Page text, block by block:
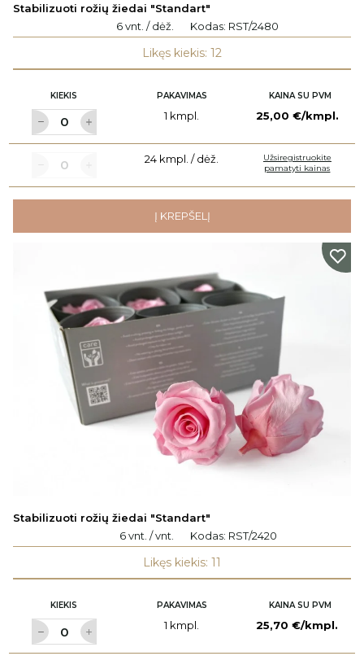
Stabilizuoti rožių žiedai "Standart"
6 vnt. / dėž.
Kodas: RST/2480
Likęs kiekis: 12
KIEKIS PAKAVIMAS KAINA SU PVM
1 kmpl. 25,00 €/kmpl.
24 kmpl. / dėž.
Užsiregistruokite
pamatyti kainas
Į KREPŠELĮ
Stabilizuoti rožių žiedai "Standart"
6 vnt. / vnt.
Kodas: RST/2420
Likęs kiekis: 11
KIEKIS PAKAVIMAS KAINA SU PVM
1 kmpl. 25,70 €/kmpl.